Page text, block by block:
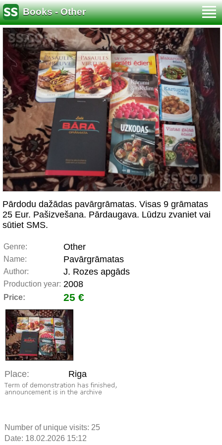
Books - Other
Pārdodu dažādas pavārgrāmatas. Visas 9 grāmatas
25 Eur. Pašizvešana. Pārdaugava. Lūdzu zvaniet vai
sūtiet SMS.
Genre: Other
Name: Pavārgrāmatas
Author: J. Rozes apgāds
Production year: 2008
Price: 25 €
Place: Riga
Number of unique visits: 25
Date: 18.02.2026 15:12